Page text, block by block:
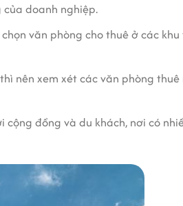
doanh nghiệp.
văn phòng cho thuê ở các
nên xem xét các văn phòng
đồng và du khách, nơi có